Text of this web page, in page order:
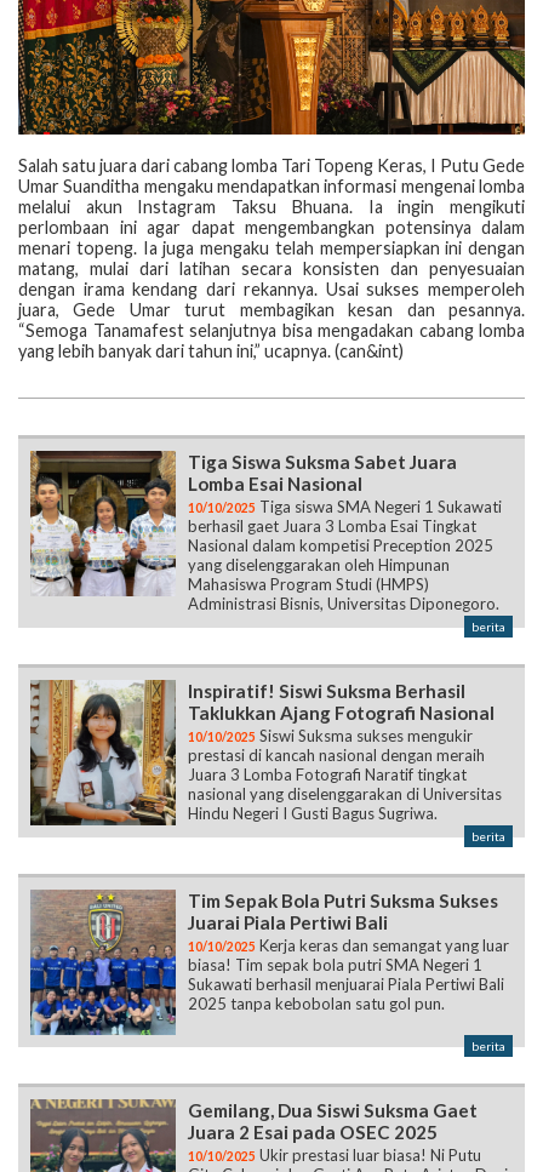
Salah satu juara dari cabang lomba Tari Topeng Keras, I Putu Gede
Umar Suanditha mengaku mendapatkan informasi mengenai lomba
melalui akun Instagram Taksu Bhuana. Ia ingin mengikuti
perlombaan ini agar dapat mengembangkan potensinya dalam
menari topeng. Ia juga mengaku telah mempersiapkan ini dengan
matang, mulai dari latihan secara konsisten dan penyesuaian
dengan irama kendang dari rekannya. Usai sukses memperoleh
juara, Gede Umar turut membagikan kesan dan pesannya.
“Semoga Tanamafest selanjutnya bisa mengadakan cabang lomba
yang lebih banyak dari tahun ini,” ucapnya. (can&int)
Tiga Siswa Suksma Sabet Juara
Lomba Esai Nasional
10/10/2025 Tiga siswa SMA Negeri 1 Sukawati
berhasil gaet Juara 3 Lomba Esai Tingkat
Nasional dalam kompetisi Preception 2025
yang diselenggarakan oleh Himpunan
Mahasiswa Program Studi (HMPS)
Administrasi Bisnis, Universitas Diponegoro.
berita
Inspiratif! Siswi Suksma Berhasil
Taklukkan Ajang Fotografi Nasional
10/10/2025 Siswi Suksma sukses mengukir
prestasi di kancah nasional dengan meraih
Juara 3 Lomba Fotografi Naratif tingkat
nasional yang diselenggarakan di Universitas
Hindu Negeri I Gusti Bagus Sugriwa.
berita
Tim Sepak Bola Putri Suksma Sukses
Juarai Piala Pertiwi Bali
10/10/2025 Kerja keras dan semangat yang luar
biasa! Tim sepak bola putri SMA Negeri 1
Sukawati berhasil menjuarai Piala Pertiwi Bali
2025 tanpa kebobolan satu gol pun.
berita
Gemilang, Dua Siswi Suksma Gaet
Juara 2 Esai pada OSEC 2025
10/10/2025 Ukir prestasi luar biasa! Ni Putu